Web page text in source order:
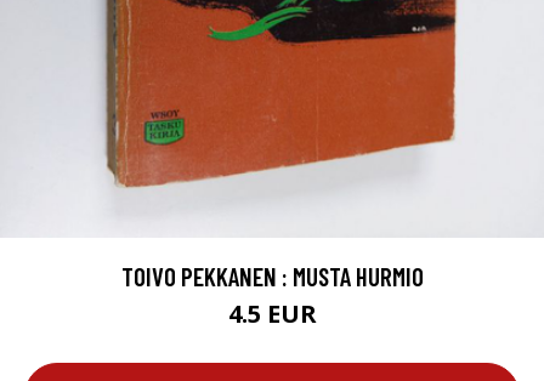
TOIVO PEKKANEN : MUSTA HURMIO
4.5 EUR